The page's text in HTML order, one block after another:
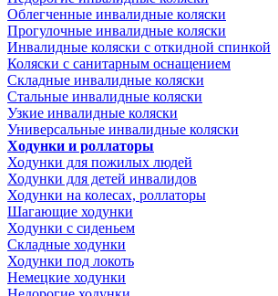
Облегченные инвалидные коляски
Прогулочные инвалидные коляски
Инвалидные коляски с откидной спинкой
Коляски с санитарным оснащением
Складные инвалидные коляски
Стальные инвалидные коляски
Узкие инвалидные коляски
Универсальные инвалидные коляски
Ходунки и роллаторы
Ходунки для пожилых людей
Ходунки для детей инвалидов
Ходунки на колесах, роллаторы
Шагающие ходунки
Ходунки с сиденьем
Складные ходунки
Ходунки под локоть
Немецкие ходунки